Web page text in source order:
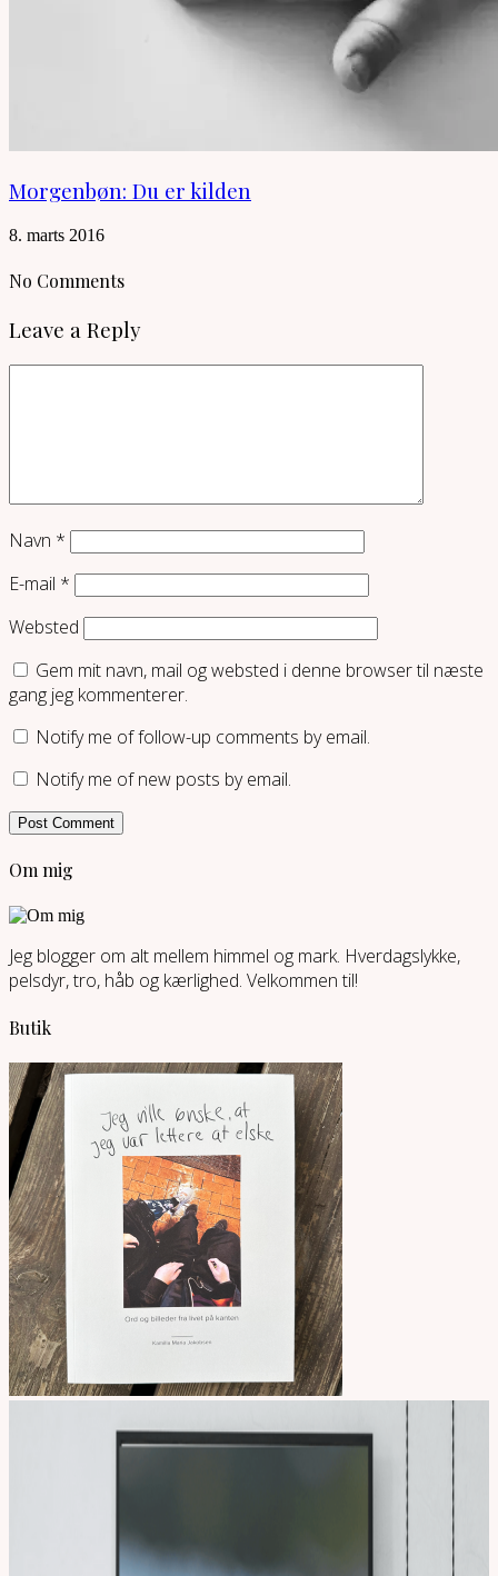
Morgenbøn: Du er kilden
8. marts 2016
No Comments
Leave a Reply
Navn *
E-mail *
Websted
Gem mit navn, mail og websted i denne browser til næste
gang jeg kommenterer.
Notify me of follow-up comments by email.
Notify me of new posts by email.
Om mig
Jeg blogger om alt mellem himmel og mark. Hverdagslykke,
pelsdyr, tro, håb og kærlighed. Velkommen til!
Butik